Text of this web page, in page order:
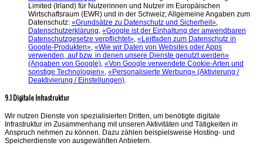
Limited (Irland) für Nutzerinnen und Nutzer im Europäischen
Wirtschaftsraum (EWR) und in der Schweiz; Allgemeine Angaben zum
Datenschutz: «Grundsätze zu Datenschutz und Sicherheit»,
Datenschutzerklärung, «Google ist der Einhaltung der anwendbaren
Datenschutzgesetze verpflichtet», «Leitfaden zum Datenschutz in
Google-Produkten», «Wie wir Daten von Websites oder Apps
verwenden, auf bzw. in denen unsere Dienste genutzt werden»
(Angaben von Google), «Von Google verwendete Cookie-Arten und
sonstige Technologien», «Personalisierte Werbung» (Aktivierung /
Deaktivierung / Einstellungen).
9.1 Digitale Infrastruktur
Wir nutzen Dienste von spezialisierten Dritten, um benötigte digitale
Infrastruktur im Zusammenhang mit unseren Aktivitäten und Tätigkeiten in
Anspruch nehmen zu können. Dazu zählen beispielsweise Hosting- und
Speicherdienste von ausgewählten Anbietern.